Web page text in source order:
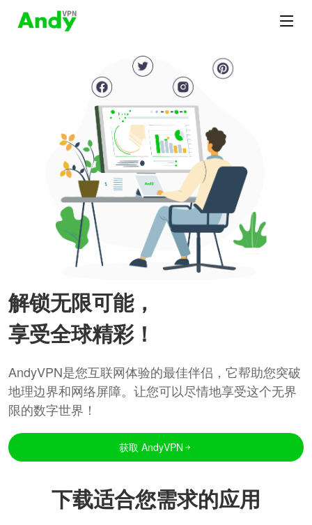
解锁无限可能，
享受全球精彩！
AndyVPN是您互联网体验的最佳伴侣，它帮助您突破
地理边界和网络屏障。让您可以尽情地享受这个无界
限的数字世界！
获取 AndyVPN
下载适合您需求的应用